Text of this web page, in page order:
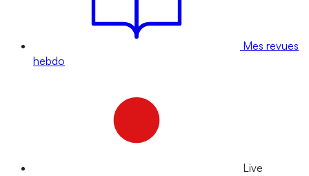
Mes revues
hebdo
Live